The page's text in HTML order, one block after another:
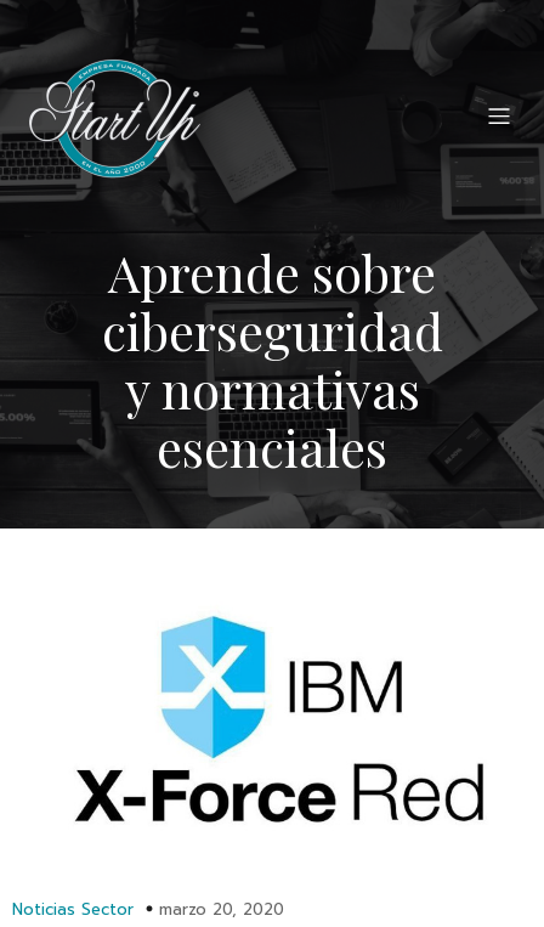
Aprende sobre
ciberseguridad
y normativas
esenciales
Noticias Sector marzo 20, 2020